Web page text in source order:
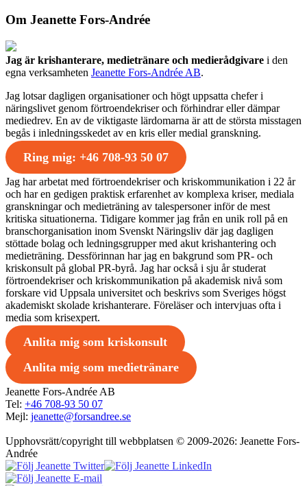
Om Jeanette Fors-Andrée
Jag är krishanterare, medietränare och medierådgivare i den
egna verksamheten Jeanette Fors-Andrée AB.
Jag lotsar dagligen organisationer och högt uppsatta chefer i
näringslivet genom förtroendekriser och förhindrar eller dämpar
mediedrev. En av de viktigaste lärdomarna är att de största misstagen
begås i inledningsskedet av en kris eller medial granskning.
Ring mig: +46 708-93 50 07
Jag har arbetat med förtroendekriser och kriskommunikation i 22 år
och har en gedigen praktisk erfarenhet av komplexa kriser, mediala
granskningar och medieträning av talespersoner inför de mest
kritiska situationerna. Tidigare kommer jag från en unik roll på en
branschorganisation inom Svenskt Näringsliv där jag dagligen
stöttade bolag och ledningsgrupper med akut krishantering och
medieträning. Dessförinnan har jag en bakgrund som PR- och
kriskonsult på global PR-byrå. Jag har också i sju år studerat
förtroendekriser och kriskommunikation på akademisk nivå som
forskare vid Uppsala universitet och beskrivs som Sveriges högst
akademiskt skolade krishanterare. Föreläser och intervjuas ofta i
media som krisexpert.
Anlita mig som kriskonsult
Anlita mig som medietränare
Jeanette Fors-Andrée AB
Tel: +46 708-93 50 07
Mejl: jeanette@forsandree.se
Upphovsrätt/copyright till webbplatsen © 2009-2026: Jeanette Fors-
Andrée